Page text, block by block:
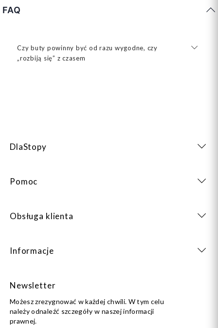
FAQ
Czy buty powinny być od razu wygodne, czy
„rozbiją się” z czasem
DlaStopy
Pomoc
Obsługa klienta
Informacje
Newsletter
Możesz zrezygnować w każdej chwili. W tym celu
należy odnaleźć szczegóły w naszej informacji
prawnej.